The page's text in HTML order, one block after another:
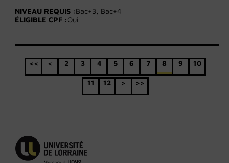
NIVEAU REQUIS :Bac+3, Bac+4
ÉLIGIBLE CPF :Oui
<< < 2 3 4 5 6 7 8 9 10
11 12 > >>